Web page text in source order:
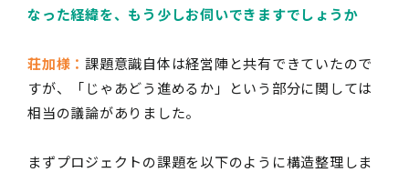
なった経緯を、もう少しお伺いできますでしょうか
荘加様： 課題意識自体は経営陣と共有できていたので
すが、「じゃあどう進めるか」という部分に関しては
相当の議論がありました。
まずプロジェクトの課題を以下のように構造整理しま